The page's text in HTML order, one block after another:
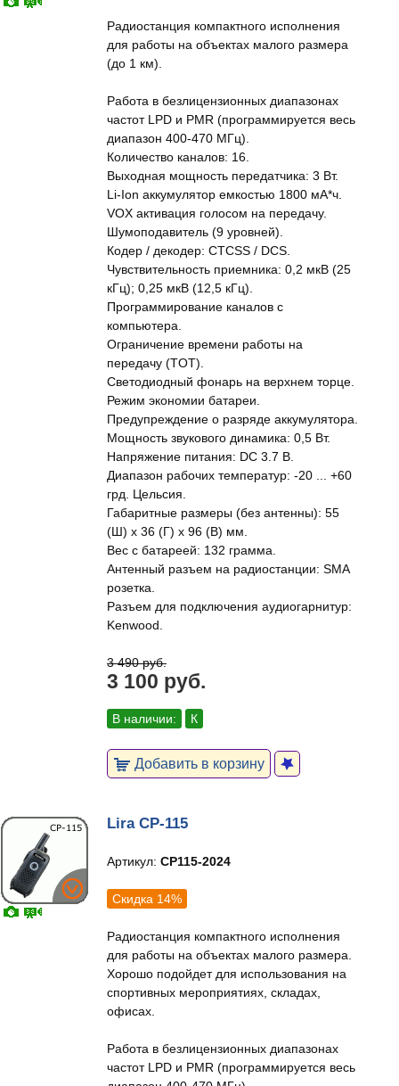
Радиостанция компактного исполнения
для работы на объектах малого размера
(до 1 км).
Работа в безлицензионных диапазонах
частот LPD и PMR (программируется весь
диапазон 400-470 МГц).
Количество каналов: 16.
Выходная мощность передатчика: 3 Вт.
Li-Ion аккумулятор емкостью 1800 мА*ч.
VOX активация голосом на передачу.
Шумоподавитель (9 уровней).
Кодер / декодер: CTCSS / DCS.
Чувствительность приемника: 0,2 мкВ (25
кГц); 0,25 мкВ (12,5 кГц).
Программирование каналов с
компьютера.
Ограничение времени работы на
передачу (TOT).
Светодиодный фонарь на верхнем торце.
Режим экономии батареи.
Предупреждение о разряде аккумулятора.
Мощность звукового динамика: 0,5 Вт.
Напряжение питания: DC 3.7 В.
Диапазон рабочих температур: -20 ... +60
грд. Цельсия.
Габаритные размеры (без антенны): 55
(Ш) х 36 (Г) х 96 (В) мм.
Вес с батареей: 132 грамма.
Антенный разъем на радиостанции: SMA
розетка.
Разъем для подключения аудиогарнитур:
Kenwood.
3 490 руб.
3 100 руб.
В наличии: К
Добавить в корзину
Lira CP-115
Артикул: CP115-2024
Скидка 14%
Радиостанция компактного исполнения
для работы на объектах малого размера.
Хорошо подойдет для использования на
спортивных мероприятиях, складах,
офисах.
Работа в безлицензионных диапазонах
частот LPD и PMR (программируется весь